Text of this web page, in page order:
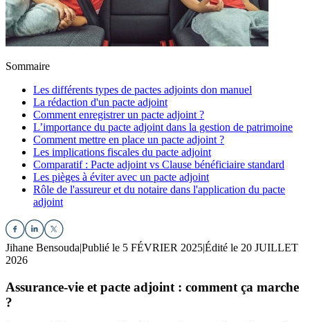
Sommaire
Les différents types de pactes adjoints don manuel
La rédaction d'un pacte adjoint
Comment enregistrer un pacte adjoint ?
L’importance du pacte adjoint dans la gestion de patrimoine
Comment mettre en place un pacte adjoint ?
Les implications fiscales du pacte adjoint
Comparatif : Pacte adjoint vs Clause bénéficiaire standard
Les pièges à éviter avec un pacte adjoint
Rôle de l'assureur et du notaire dans l'application du pacte
adjoint
Jihane Bensouda|Publié le 5 FÉVRIER 2025|Édité le 20 JUILLET
2026
Assurance-vie et pacte adjoint : comment ça marche
?